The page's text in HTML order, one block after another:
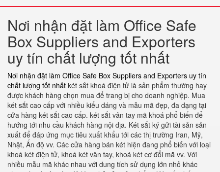
Nơi nhận đặt làm Office Safe
Box Suppliers and Exporters
uy tín chất lượng tốt nhất
Nơi nhận đặt làm Office Safe Box Suppliers and Exporters uy tín
chất lượng tốt nhất két sắt khoá điện tử là sản phẩm thường hay
được khách hàng chọn mua để trang bị cho doanh nghiệp. Mua
két sắt cao cấp với nhiều kiểu dáng và mẫu mã đẹp, đa dạng tại
cửa hàng két sắt cao cấp. két sắt vân tay mã khoá phổ biến để
hướng tới nhu cầu khách hàng nội địa. Két sắt ký gửi tài sản sản
xuất để đáp ứng mục tiêu xuất khẩu tới các thị trường Iran, Mỹ,
Nhật, Ấn độ vv. Các cửa hàng bán két hiện đang phổ biến với loại
khoá két điện tử, khoá két vân tay, khoá két cơ đổi mã vv. Với
nhiều mẫu mã khác nhau với dung tích sử dụng lớn nhỏ khác